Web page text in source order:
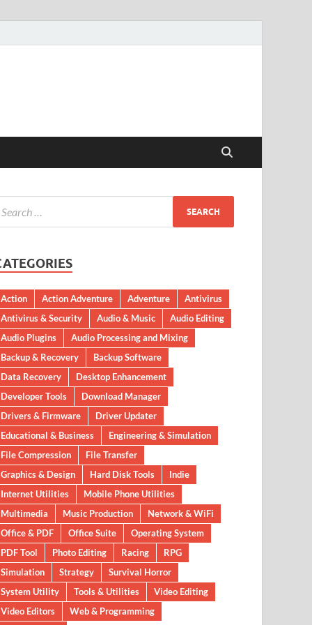
Action Action Adventure Adventure
Antivirus
Antivirus & Security
Audio & Music
Audio Editing
Audio Plugins
Audio Processing and Mixing
Backup & Recovery
Backup Software
Data Recovery
Desktop Enhancement
Developer Tools
Download Manager
Drivers & Firmware
Driver Updater
Educational & Business
Engineering & Simulation
File Compression
File Transfer
Graphics & Design
Hard Disk Tools
Indie
Internet Utilities
Mobile Phone Utilities
Multimedia
Music Production
Network & WiFi
Office & PDF
Office Suite
Operating System
PDF Tool
Photo Editing Racing
RPG
Simulation
Strategy
Survival Horror
System Utility
Tools & Utilities
Video Editing
Video Editors
Web & Programming